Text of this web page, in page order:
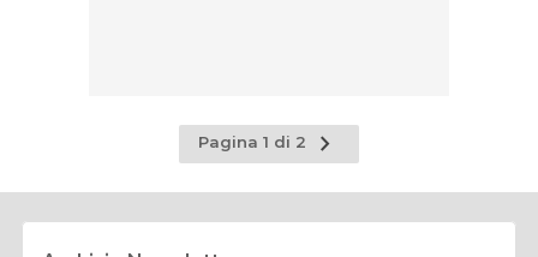
Pagina 1 di 2
Pagina
successiva